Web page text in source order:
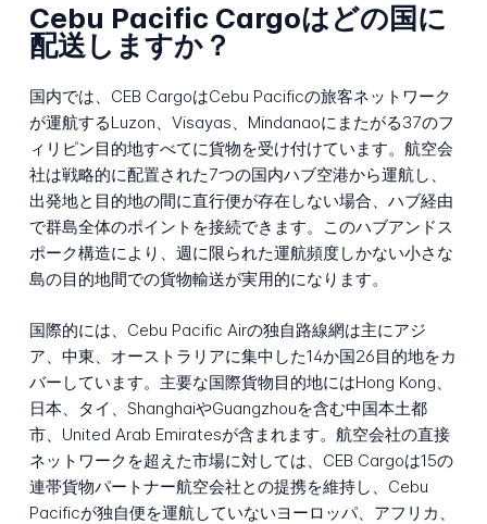
Cebu Pacific Cargoはどの国に
配送しますか？
国内では、CEB CargoはCebu Pacificの旅客ネットワーク
が運航するLuzon、Visayas、Mindanaoにまたがる37のフ
ィリピン目的地すべてに貨物を受け付けています。航空会
社は戦略的に配置された7つの国内ハブ空港から運航し、
出発地と目的地の間に直行便が存在しない場合、ハブ経由
で群島全体のポイントを接続できます。このハブアンドス
ポーク構造により、週に限られた運航頻度しかない小さな
島の目的地間での貨物輸送が実用的になります。
国際的には、Cebu Pacific Airの独自路線網は主にアジ
ア、中東、オーストラリアに集中した14か国26目的地をカ
バーしています。主要な国際貨物目的地にはHong Kong、
日本、タイ、ShanghaiやGuangzhouを含む中国本土都
市、United Arab Emiratesが含まれます。航空会社の直接
ネットワークを超えた市場に対しては、CEB Cargoは15の
連帯貨物パートナー航空会社との提携を維持し、Cebu
Pacificが独自便を運航していないヨーロッパ、アフリカ、